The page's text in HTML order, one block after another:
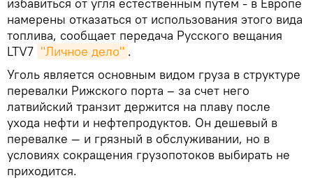
намерены отказаться от использования этого вида
топлива, сообщает передача Русского вещания
LTV7 "Личное дело" .
Уголь является основным видом груза в структуре
перевалки Рижского порта – за счет него
латвийский транзит держится на плаву после
ухода нефти и нефтепродуктов. Он дешевый в
перевалке — и грязный в обслуживании, но в
условиях сокращения грузопотоков выбирать не
приходится.